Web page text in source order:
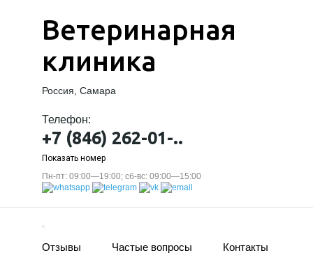
Ветеринарная
клиника
Россия, Самара
Телефон:
+7 (846) 262-01-..
Показать номер
Пн-пт: 09:00—19:00; сб-вс: 09:00—15:00
Отзывы Частые вопросы Контакты